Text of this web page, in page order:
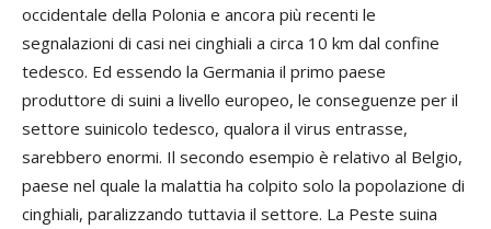
occidentale della Polonia e ancora più recenti le
segnalazioni di casi nei cinghiali a circa 10 km dal confine
tedesco. Ed essendo la Germania il primo paese
produttore di suini a livello europeo, le conseguenze per il
settore suinicolo tedesco, qualora il virus entrasse,
sarebbero enormi. Il secondo esempio è relativo al Belgio,
paese nel quale la malattia ha colpito solo la popolazione di
cinghiali, paralizzando tuttavia il settore. La Peste suina